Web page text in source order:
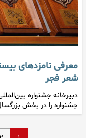
معرفی نامزدهای
شعر فجر
دبیرخانه جشنواره
جشنواره را در بخش